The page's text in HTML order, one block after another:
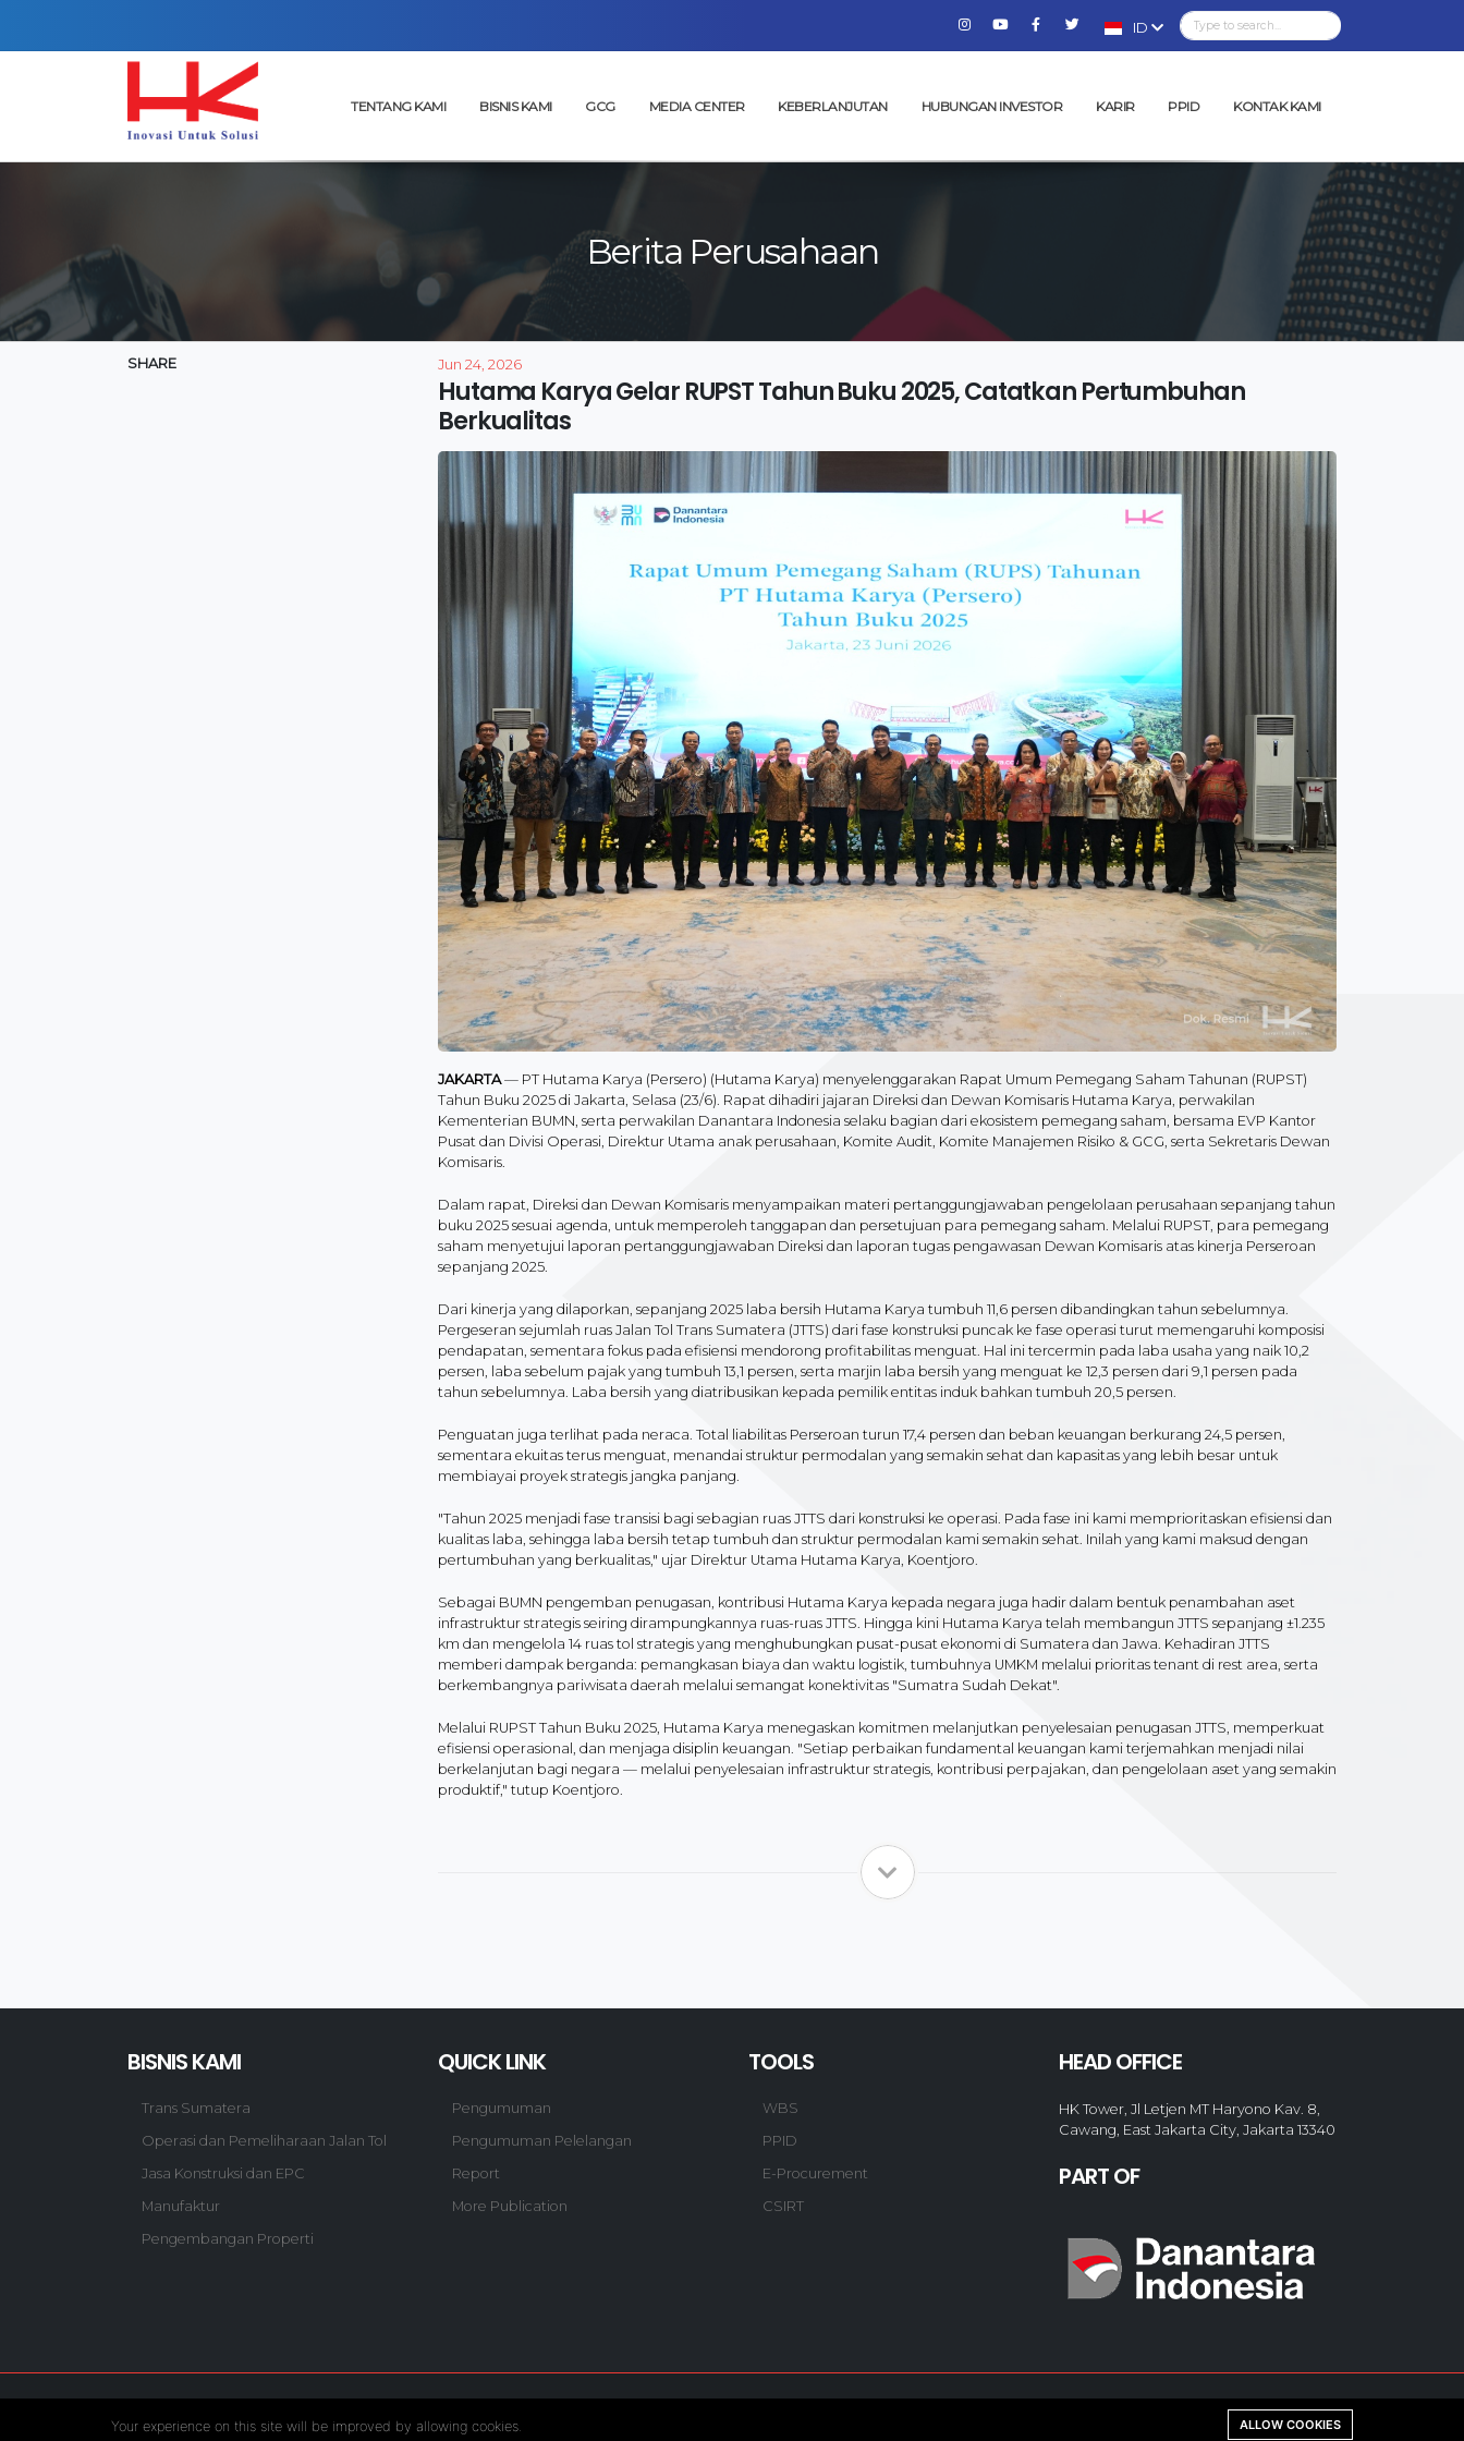
ID
TENTANG KAMI BISNIS KAMI GCG MEDIA CENTER KEBERLANJUTAN HUBUNGAN INVESTOR KARIR PPID KONTAK KAMI
Berita Perusahaan
SHARE Jun 24, 2026
Hutama Karya Gelar RUPST Tahun Buku 2025, Catatkan Pertumbuhan
Berkualitas
JAKARTA— PT Hutama Karya (Persero) (Hutama Karya) menyelenggarakan Rapat Umum Pemegang Saham Tahunan (RUPST)
Tahun Buku 2025 di Jakarta, Selasa (23/6). Rapat dihadiri jajaran Direksi dan Dewan Komisaris Hutama Karya, perwakilan
Kementerian BUMN, serta perwakilan Danantara Indonesia selaku bagian dari ekosistem pemegang saham, bersama EVP Kantor
Pusat dan Divisi Operasi, Direktur Utama anak perusahaan, Komite Audit, Komite Manajemen Risiko & GCG, serta Sekretaris Dewan
Komisaris.
Dalam rapat, Direksi dan Dewan Komisaris menyampaikan materi pertanggungjawaban pengelolaan perusahaan sepanjang tahun
buku 2025 sesuai agenda, untuk memperoleh tanggapan dan persetujuan para pemegang saham. Melalui RUPST, para pemegang
saham menyetujui laporan pertanggungjawaban Direksi dan laporan tugas pengawasan Dewan Komisaris atas kinerja Perseroan
sepanjang 2025.
Dari kinerja yang dilaporkan, sepanjang 2025 laba bersih Hutama Karya tumbuh 11,6 persen dibandingkan tahun sebelumnya.
Pergeseran sejumlah ruas Jalan Tol Trans Sumatera (JTTS) dari fase konstruksi puncak ke fase operasi turut memengaruhi komposisi
pendapatan, sementara fokus pada efisiensi mendorong profitabilitas menguat. Hal ini tercermin pada laba usaha yang naik 10,2
persen, laba sebelum pajak yang tumbuh 13,1 persen, serta marjin laba bersih yang menguat ke 12,3 persen dari 9,1 persen pada
tahun sebelumnya. Laba bersih yang diatribusikan kepada pemilik entitas induk bahkan tumbuh 20,5 persen.
Penguatan juga terlihat pada neraca. Total liabilitas Perseroan turun 17,4 persen dan beban keuangan berkurang 24,5 persen,
sementara ekuitas terus menguat, menandai struktur permodalan yang semakin sehat dan kapasitas yang lebih besar untuk
membiayai proyek strategis jangka panjang.
"Tahun 2025 menjadi fase transisi bagi sebagian ruas JTTS dari konstruksi ke operasi. Pada fase ini kami memprioritaskan efisiensi dan
kualitas laba, sehingga laba bersih tetap tumbuh dan struktur permodalan kami semakin sehat. Inilah yang kami maksud dengan
pertumbuhan yang berkualitas," ujar Direktur Utama Hutama Karya, Koentjoro.
Sebagai BUMN pengemban penugasan, kontribusi Hutama Karya kepada negara juga hadir dalam bentuk penambahan aset
infrastruktur strategis seiring dirampungkannya ruas-ruas JTTS. Hingga kini Hutama Karya telah membangun JTTS sepanjang ±1.235
km dan mengelola 14 ruas tol strategis yang menghubungkan pusat-pusat ekonomi di Sumatera dan Jawa. Kehadiran JTTS
memberi dampak berganda: pemangkasan biaya dan waktu logistik, tumbuhnya UMKM melalui prioritas tenant di rest area, serta
berkembangnya pariwisata daerah melalui semangat konektivitas "Sumatra Sudah Dekat".
Melalui RUPST Tahun Buku 2025, Hutama Karya menegaskan komitmen melanjutkan penyelesaian penugasan JTTS, memperkuat
efisiensi operasional, dan menjaga disiplin keuangan. "Setiap perbaikan fundamental keuangan kami terjemahkan menjadi nilai
berkelanjutan bagi negara — melalui penyelesaian infrastruktur strategis, kontribusi perpajakan, dan pengelolaan aset yang semakin
produktif," tutup Koentjoro.
BISNIS KAMI
Trans Sumatera
Operasi dan Pemeliharaan Jalan Tol
Jasa Konstruksi dan EPC
Manufaktur
Pengembangan Properti
QUICK LINK
Pengumuman
Pengumuman Pelelangan
Report
More Publication
TOOLS
WBS
PPID
E-Procurement
CSIRT
HEAD OFFICE
HK Tower, Jl Letjen MT Haryono Kav. 8,
Cawang, East Jakarta City, Jakarta 13340
PART OF
Your experience on this site will be improved by allowing cookies. ALLOW COOKIES